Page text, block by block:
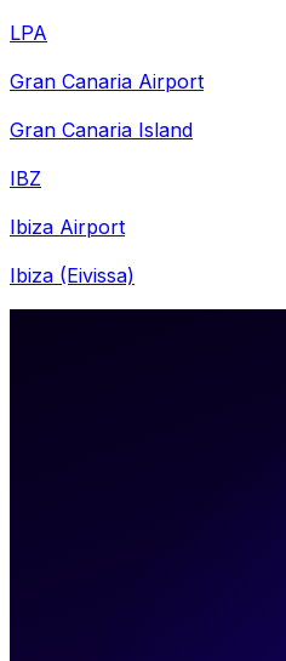
LPA
Gran Canaria Airport
Gran Canaria Island
IBZ
Ibiza Airport
Ibiza (Eivissa)